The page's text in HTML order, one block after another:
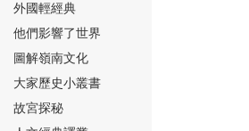
⑰
外國輕經典
他們影響了世界
圖解嶺南文化
大家歷史小叢書
故宮探秘